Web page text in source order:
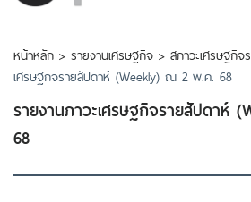
หน้าหลัก > รายงานเศรษฐกิจ > สภาวะเศรษฐกิจ
เศรษฐกิจรายสัปดาห์ (Weekly) ณ 2 พ.ค. 68
รายงานภาวะเศรษฐกิจรายสัปดาห์
68